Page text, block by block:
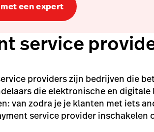
een expert
service
providers zijn bedrijven die
die elektronische en
van zodra je je klanten met iets
service provider inschakelen